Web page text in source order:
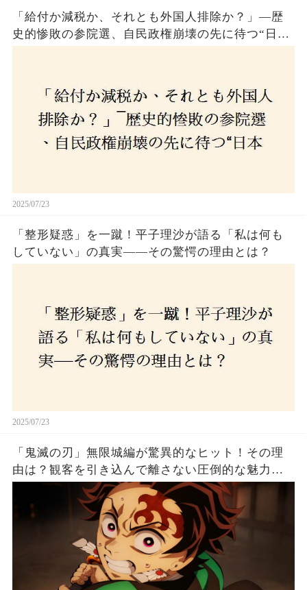
「給付か減税か、それとも外国人排除か？」―歴
史的惨敗の参院選、自民政権崩壊の先に待つ“日本
2025/07/23
「整形疑惑」を一蹴！平子理沙が語る「私は何も
していない」の真実——その驚愕の理由とは？
2025/07/23
「鬼滅の刃」無限城編が驚異的なヒット！その理
由は？観客を引き込んで離さない圧倒的な魅力と